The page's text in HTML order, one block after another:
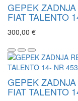
GEPEK
FIAT TALENTO
300,00 €
GEPEK
FIAT TALENTO